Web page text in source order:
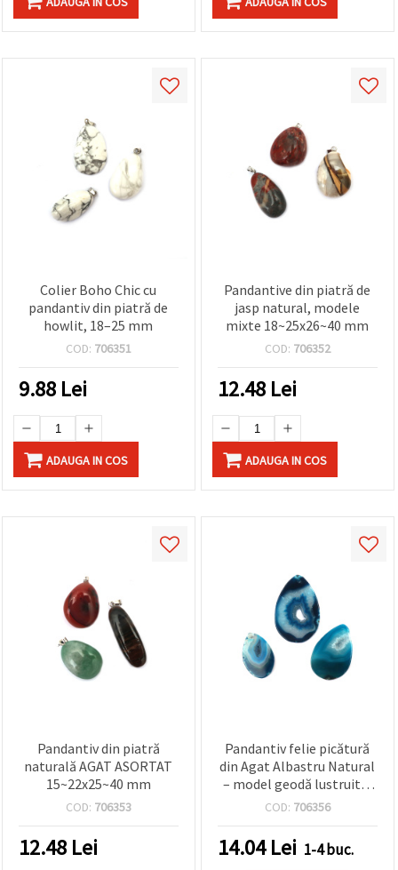
Colier Boho Chic cu
pandantiv din piatră de
howlit, 18–25 mm
COD: 706351
9.88 Lei
ADAUGA IN COS
Pandantive din piatră de
jasp natural, modele
mixte 18~25x26~40 mm
COD: 706352
12.48 Lei
ADAUGA IN COS
Pandantiv din piatră
naturală AGAT ASORTAT
15~22x25~40 mm
COD: 706353
12.48 Lei
Pandantiv felie picătură
din Agat Albastru Natural
– model geodă lustruită,
charm din piatră cu gaură
handmade DIY
COD: 706356
14.04Lei 1-4 buc.